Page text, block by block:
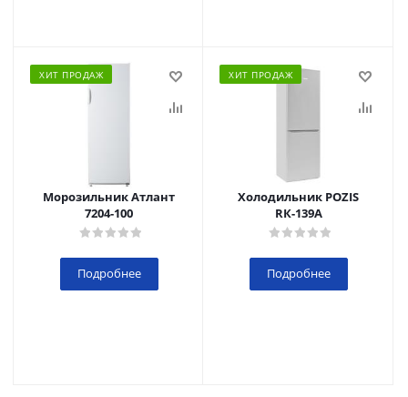
ХИТ ПРОДАЖ
Морозильник Атлант
7204-100
Подробнее
ХИТ ПРОДАЖ
Холодильник POZIS
RК-139А
Подробнее